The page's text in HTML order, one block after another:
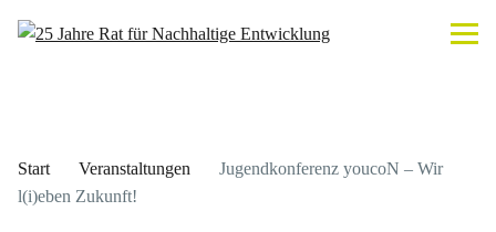
Start Veranstaltungen
Jugendkonferenz youcoN – Wir
l(i)eben Zukunft!